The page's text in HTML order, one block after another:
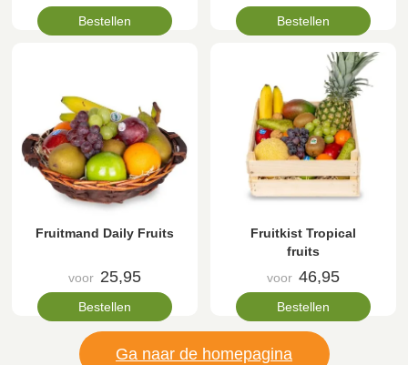
Bestellen Bestellen
Fruitmand Daily Fruits
voor 25,95
Bestellen
Fruitkist Tropical
fruits
voor 46,95
Bestellen
Ga naar de homepagina